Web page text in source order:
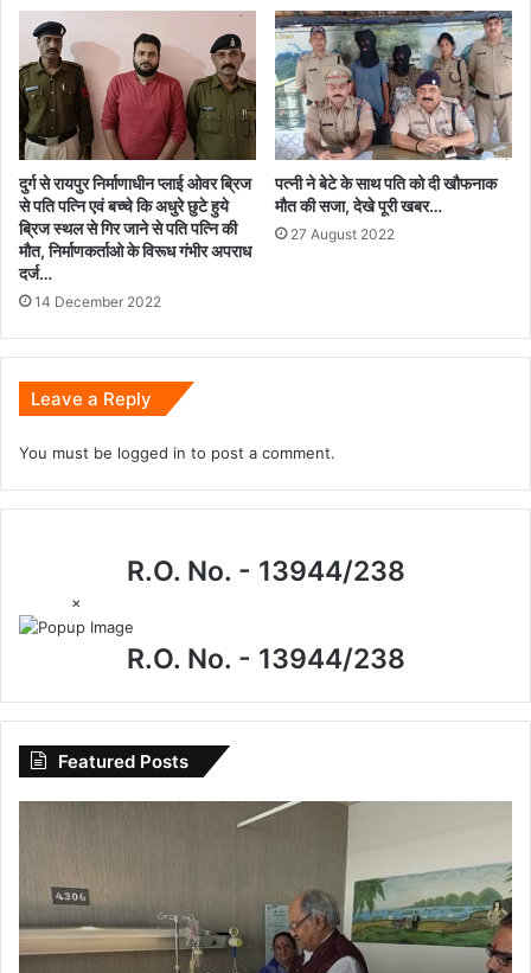
दुर्ग से रायपुर निर्माणाधीन प्लाई ओवर ब्रिज
से पति पत्नि एवं बच्चे कि अधुरे छुटे हुये
ब्रिज स्थल से गिर जाने से पति पत्नि की
मौत, निर्माणकर्ताओ के विरूध गंभीर अपराध
दर्ज…
14 December 2022
पत्नी ने बेटे के साथ पति को दी खौफनाक
मौत की सजा, देखे पूरी खबर…
27 August 2022
Leave a Reply
You must be logged in to post a comment.
R.O. No. - 13944/238
×
R.O. No. - 13944/238
Featured Posts
अस्पताल
पहुंचे
सांसद
बृजमोहन